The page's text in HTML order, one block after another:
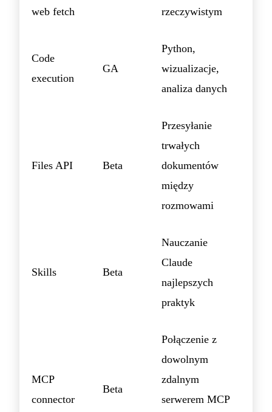
web fetch
rzeczywistym
Code
execution
GA
Python,
wizualizacje,
analiza danych
Files API Beta
Przesyłanie
trwałych
dokumentów
między
rozmowami
Skills Beta
Nauczanie
Claude
najlepszych
praktyk
MCP
connector
Beta
Połączenie z
dowolnym
zdalnym
serwerem MCP